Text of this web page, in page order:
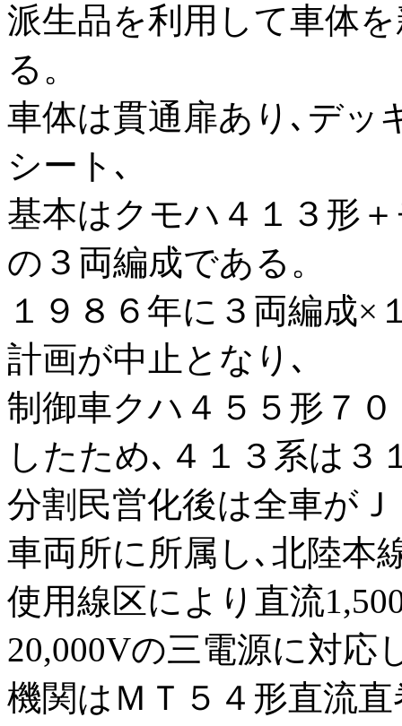
派生品を利用して車体
る。
車体は貫通扉あり､デッ
シート､
基本はクモハ４１３形
の３両編成である。
１９８６年に３両編成×
計画が中止となり､
制御車クハ４５５形７
したため､４１３系は３
分割民営化後は全車が
車両所に所属し､北陸本
使用線区により直流
20,000Vの三電源に対応
機関はＭＴ５４形直流